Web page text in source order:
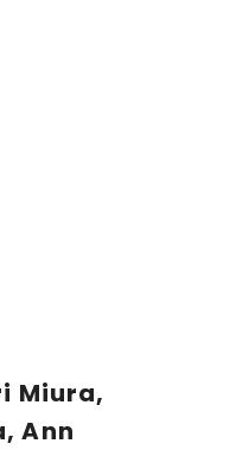
Miura,
Ann